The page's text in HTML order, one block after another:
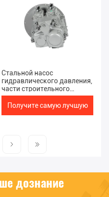
Стальной насос
гидравлического давления,
части строительного
оборудования ZX450-1
Хитачи 71.1*45*37CM
Получите самую лучшую
дознание